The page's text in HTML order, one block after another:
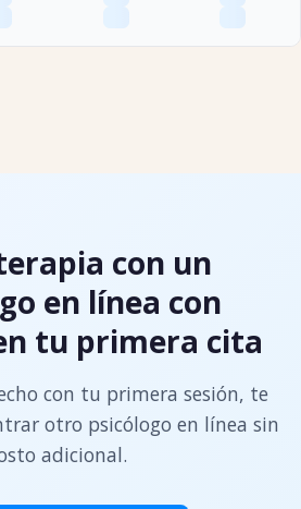
con un
en línea con
tu primera cita
con tu primera sesión, te
otro psicólogo en línea sin
adicional.